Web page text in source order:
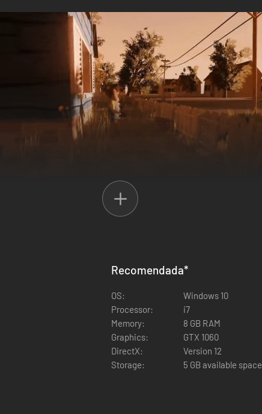
osos. ¿Tratas de escapar? Encontrará un atajo.
Recomendada*
OS:
Windows 10
Processor:
i7
Memory:
8 GB RAM
Graphics:
GTX 1060
DirectX:
Version 12
Storage:
5 GB available space